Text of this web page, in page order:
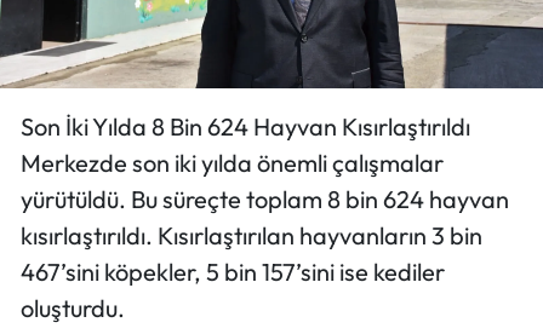
Son İki Yılda 8 Bin 624 Hayvan Kısırlaştırıldı
Merkezde son iki yılda önemli çalışmalar
yürütüldü. Bu süreçte toplam 8 bin 624 hayvan
kısırlaştırıldı. Kısırlaştırılan hayvanların 3 bin
467’sini köpekler, 5 bin 157’sini ise kediler
oluşturdu.